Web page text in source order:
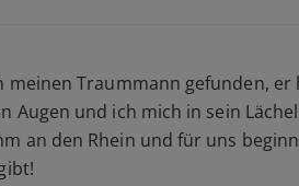
meinen Traummann gefunden, er
Augen und ich mich in sein
an den Rhein und für uns